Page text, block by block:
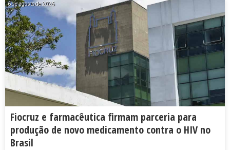
6 de agosto de 2026
Fiocruz e farmacêutica firmam parceria para
produção de novo medicamento contra o HIV no
Brasil